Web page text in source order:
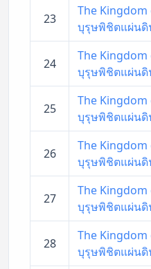
23
The
บุรุษพิชิตแผ่นดิ
24
The
บุรุษพิชิตแผ่นดิ
25
The
บุรุษพิชิตแผ่นดิ
26
The
บุรุษพิชิตแผ่นดิ
27
The
บุรุษพิชิตแผ่นดิ
28
The
บุรุษพิชิตแผ่นดิ